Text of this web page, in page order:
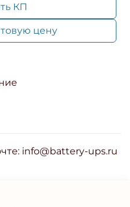
КП
цену
info@battery-ups.ru